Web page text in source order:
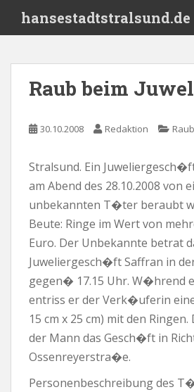
i
hansestadtstralsund.de
Raub beim
30.10.2008 Redaktion Raub
Stralsund. Ein
am Abend des 28.10.2008 von
unbekannten T�ter beraubt
Beute: Ringe im Wert von
Euro. Der Unbekannte betrat
Juweliergesch�ft Saffran in
gegen� 17.15 Uhr. W�hrend
entriss er der Verk�uferin
15 cm x 25 cm) mit den
der Mann das Gesch�ft in
Ossenreyerstra�e.
Personenbeschreibung des